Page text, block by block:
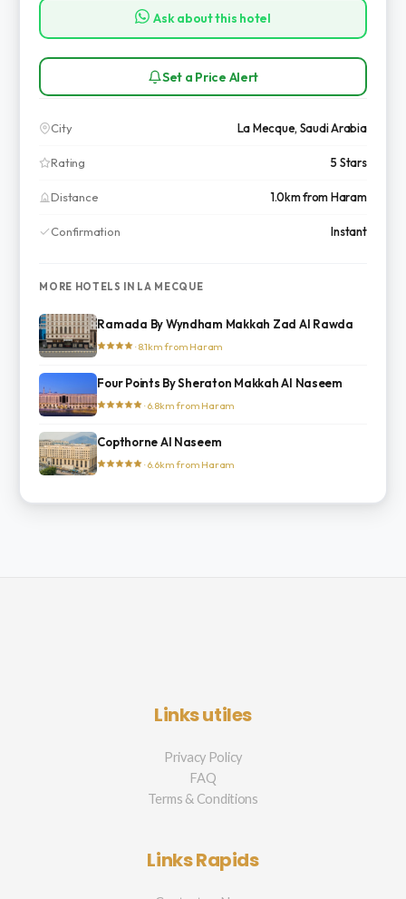
Ask about this hotel
Set a Price Alert
City La Mecque, Saudi Arabia
Rating 5 Stars
Distance 1.0km from Haram
Confirmation Instant
MORE HOTELS IN LA MECQUE
Ramada By Wyndham Makkah Zad Al Rawda
· 8.1km from Haram
Four Points By Sheraton Makkah Al Naseem
· 6.8km from Haram
Copthorne Al Naseem
· 6.6km from Haram
Links utiles
Privacy Policy
FAQ
Terms & Conditions
Links Rapids